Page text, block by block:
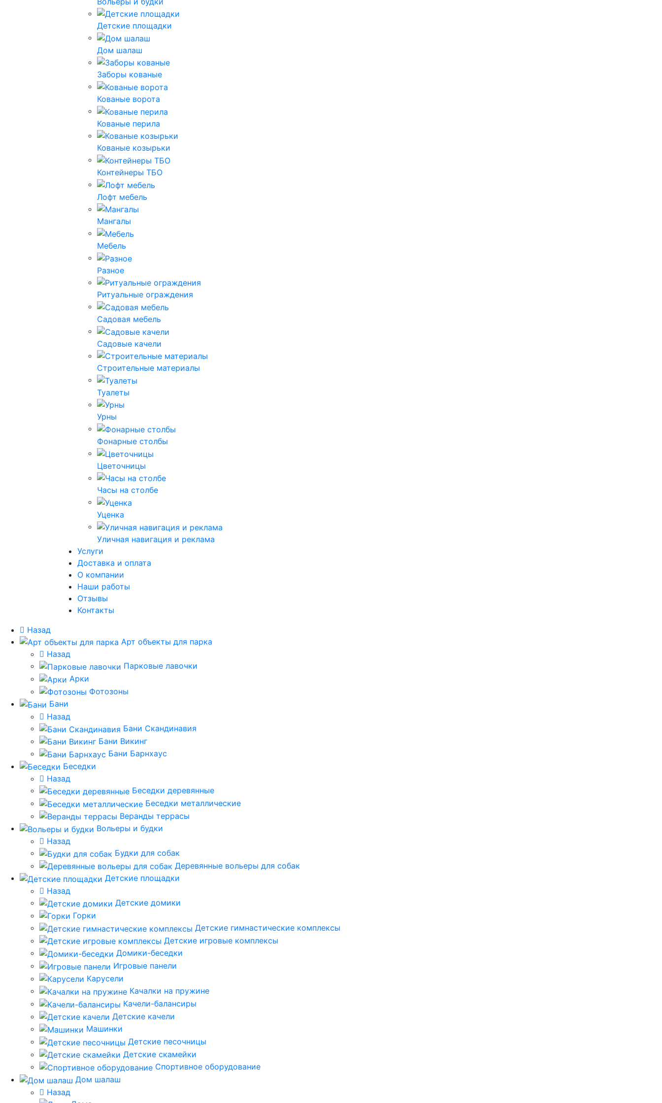
Детские площадки
Дом шалаш
Заборы кованые
Кованые ворота
Кованые перила
Кованые козырьки
Контейнеры ТБО
Лофт мебель
Мангалы
Мебель
Разное
Ритуальные ограждения
Садовая мебель
Садовые качели
Строительные материалы
Туалеты
Урны
Фонарные столбы
Цветочницы
Часы на столбе
Уценка
Уличная навигация и реклама
Услуги
Доставка и оплата
О компании
Наши работы
Отзывы
Контакты
Назад
Арт объекты для парка
Назад
Парковые лавочки
Арки
Фотозоны
Бани
Назад
Бани Скандинавия
Бани Викинг
Бани Барнхаус
Беседки
Назад
Беседки деревянные
Беседки металлические
Веранды террасы
Вольеры и будки
Назад
Будки для собак
Деревянные вольеры для собак
Детские площадки
Назад
Детские домики
Горки
Детские гимнастические комплексы
Детские игровые комплексы
Домики-беседки
Игровые панели
Карусели
Качалки на пружине
Качели-балансиры
Детские качели
Машинки
Детские песочницы
Детские скамейки
Спортивное оборудование
Дом шалаш
Назад